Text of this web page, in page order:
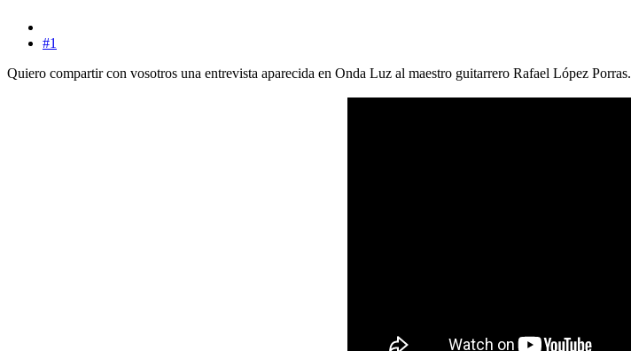
#1
Quiero compartir con vosotros una entrevista aparecida en Onda Luz al maestro guitarrero Rafael López Porras.